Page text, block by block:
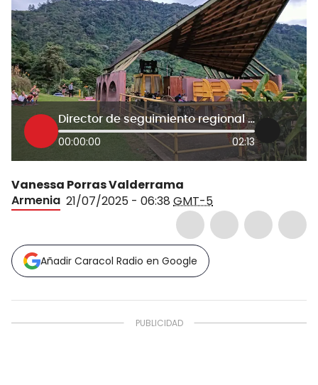
Director de seguimiento regional de la Contraloría
00:00:00 02:13
Vanessa Porras Valderrama
Armenia 21/07/2025 - 06:38 GMT-5
Añadir Caracol Radio en Google